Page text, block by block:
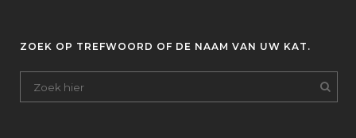
ZOEK OP TREFWOORD OF DE NAAM VAN UW KAT.